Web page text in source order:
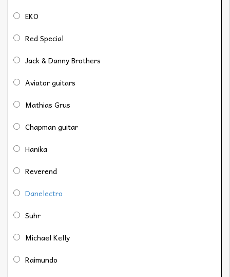
EKO
Red Special
Jack & Danny Brothers
Aviator guitars
Mathias Grus
Chapman guitar
Hanika
Reverend
Danelectro
Suhr
Michael Kelly
Raimundo